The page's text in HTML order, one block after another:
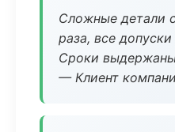
Сложные детали
раза, все
Сроки
— Клиент